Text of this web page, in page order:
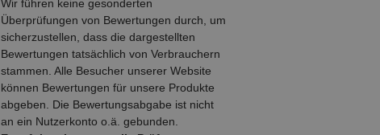
Wir führen keine gesonderten
Überprüfungen von Bewertungen durch, um
sicherzustellen, dass die dargestellten
Bewertungen tatsächlich von Verbrauchern
stammen. Alle Besucher unserer Website
können Bewertungen für unsere Produkte
abgeben. Die Bewertungsabgabe ist nicht
an ein Nutzerkonto o.ä. gebunden.